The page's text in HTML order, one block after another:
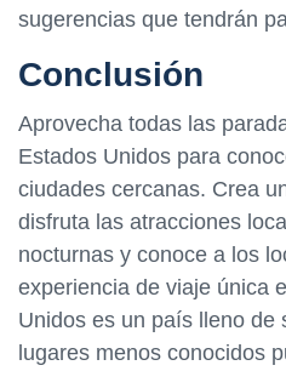
sugerencias que tendrán
Conclusión
Aprovecha todas las
Estados Unidos para
ciudades cercanas. Crea
disfruta las atracciones
nocturnas y conoce a los
experiencia de viaje única
Unidos es un país lleno de
lugares menos conocidos